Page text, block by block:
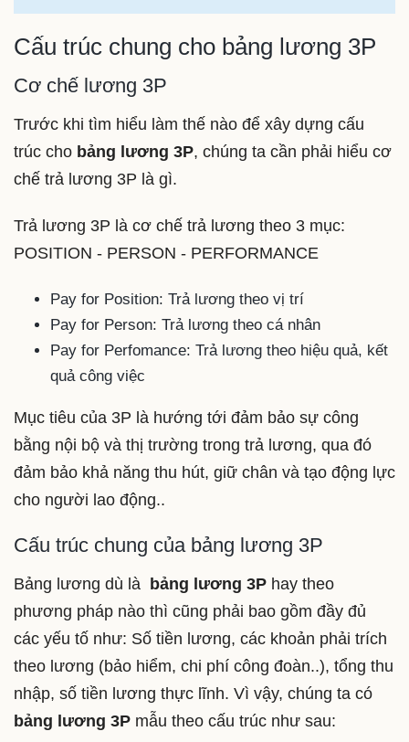
Cấu trúc chung cho bảng lương 3P
Cơ chế lương 3P
Trước khi tìm hiểu làm thế nào để xây dựng cấu
trúc cho bảng lương 3P, chúng ta cần phải hiểu cơ
chế trả lương 3P là gì.
Trả lương 3P là cơ chế trả lương theo 3 mục:
POSITION - PERSON - PERFORMANCE
Pay for Position: Trả lương theo vị trí
Pay for Person: Trả lương theo cá nhân
Pay for Perfomance: Trả lương theo hiệu quả, kết
quả công việc
Mục tiêu của 3P là hướng tới đảm bảo sự công
bằng nội bộ và thị trường trong trả lương, qua đó
đảm bảo khả năng thu hút, giữ chân và tạo động lực
cho người lao động..
Cấu trúc chung của bảng lương 3P
Bảng lương dù là bảng lương 3P hay theo
phương pháp nào thì cũng phải bao gồm đầy đủ
các yếu tố như: Số tiền lương, các khoản phải trích
theo lương (bảo hiểm, chi phí công đoàn..), tổng thu
nhập, số tiền lương thực lĩnh. Vì vậy, chúng ta có
bảng lương 3P mẫu theo cấu trúc như sau: